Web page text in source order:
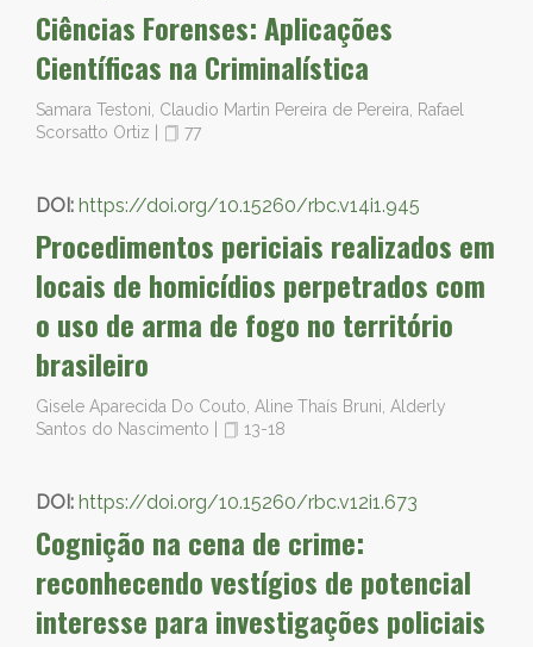
Ciências Forenses: Aplicações
Científicas na Criminalística
Samara Testoni, Claudio Martin Pereira de Pereira, Rafael
Scorsatto Ortiz
77
DOI: https://doi.org/10.15260/rbc.v14i1.945
Procedimentos periciais realizados em
locais de homicídios perpetrados com
o uso de arma de fogo no território
brasileiro
Gisele Aparecida Do Couto, Aline Thaís Bruni, Alderly
Santos do Nascimento
13-18
DOI: https://doi.org/10.15260/rbc.v12i1.673
Cognição na cena de crime:
reconhecendo vestígios de potencial
interesse para investigações policiais